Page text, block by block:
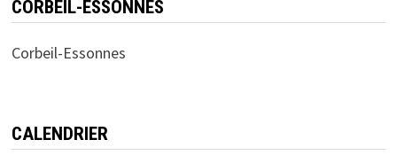
CORBEIL-ESSONNES
Corbeil-Essonnes
CALENDRIER